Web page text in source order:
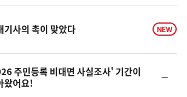
일
기사의 촉이 맞았다 NEW
주민등록 비대면 사실조사' 기간이
왔어요!